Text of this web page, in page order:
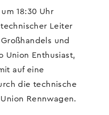
18:30 Uhr
Leiter
und
Union Enthusiast,
auf eine
die technische
Rennwagen.